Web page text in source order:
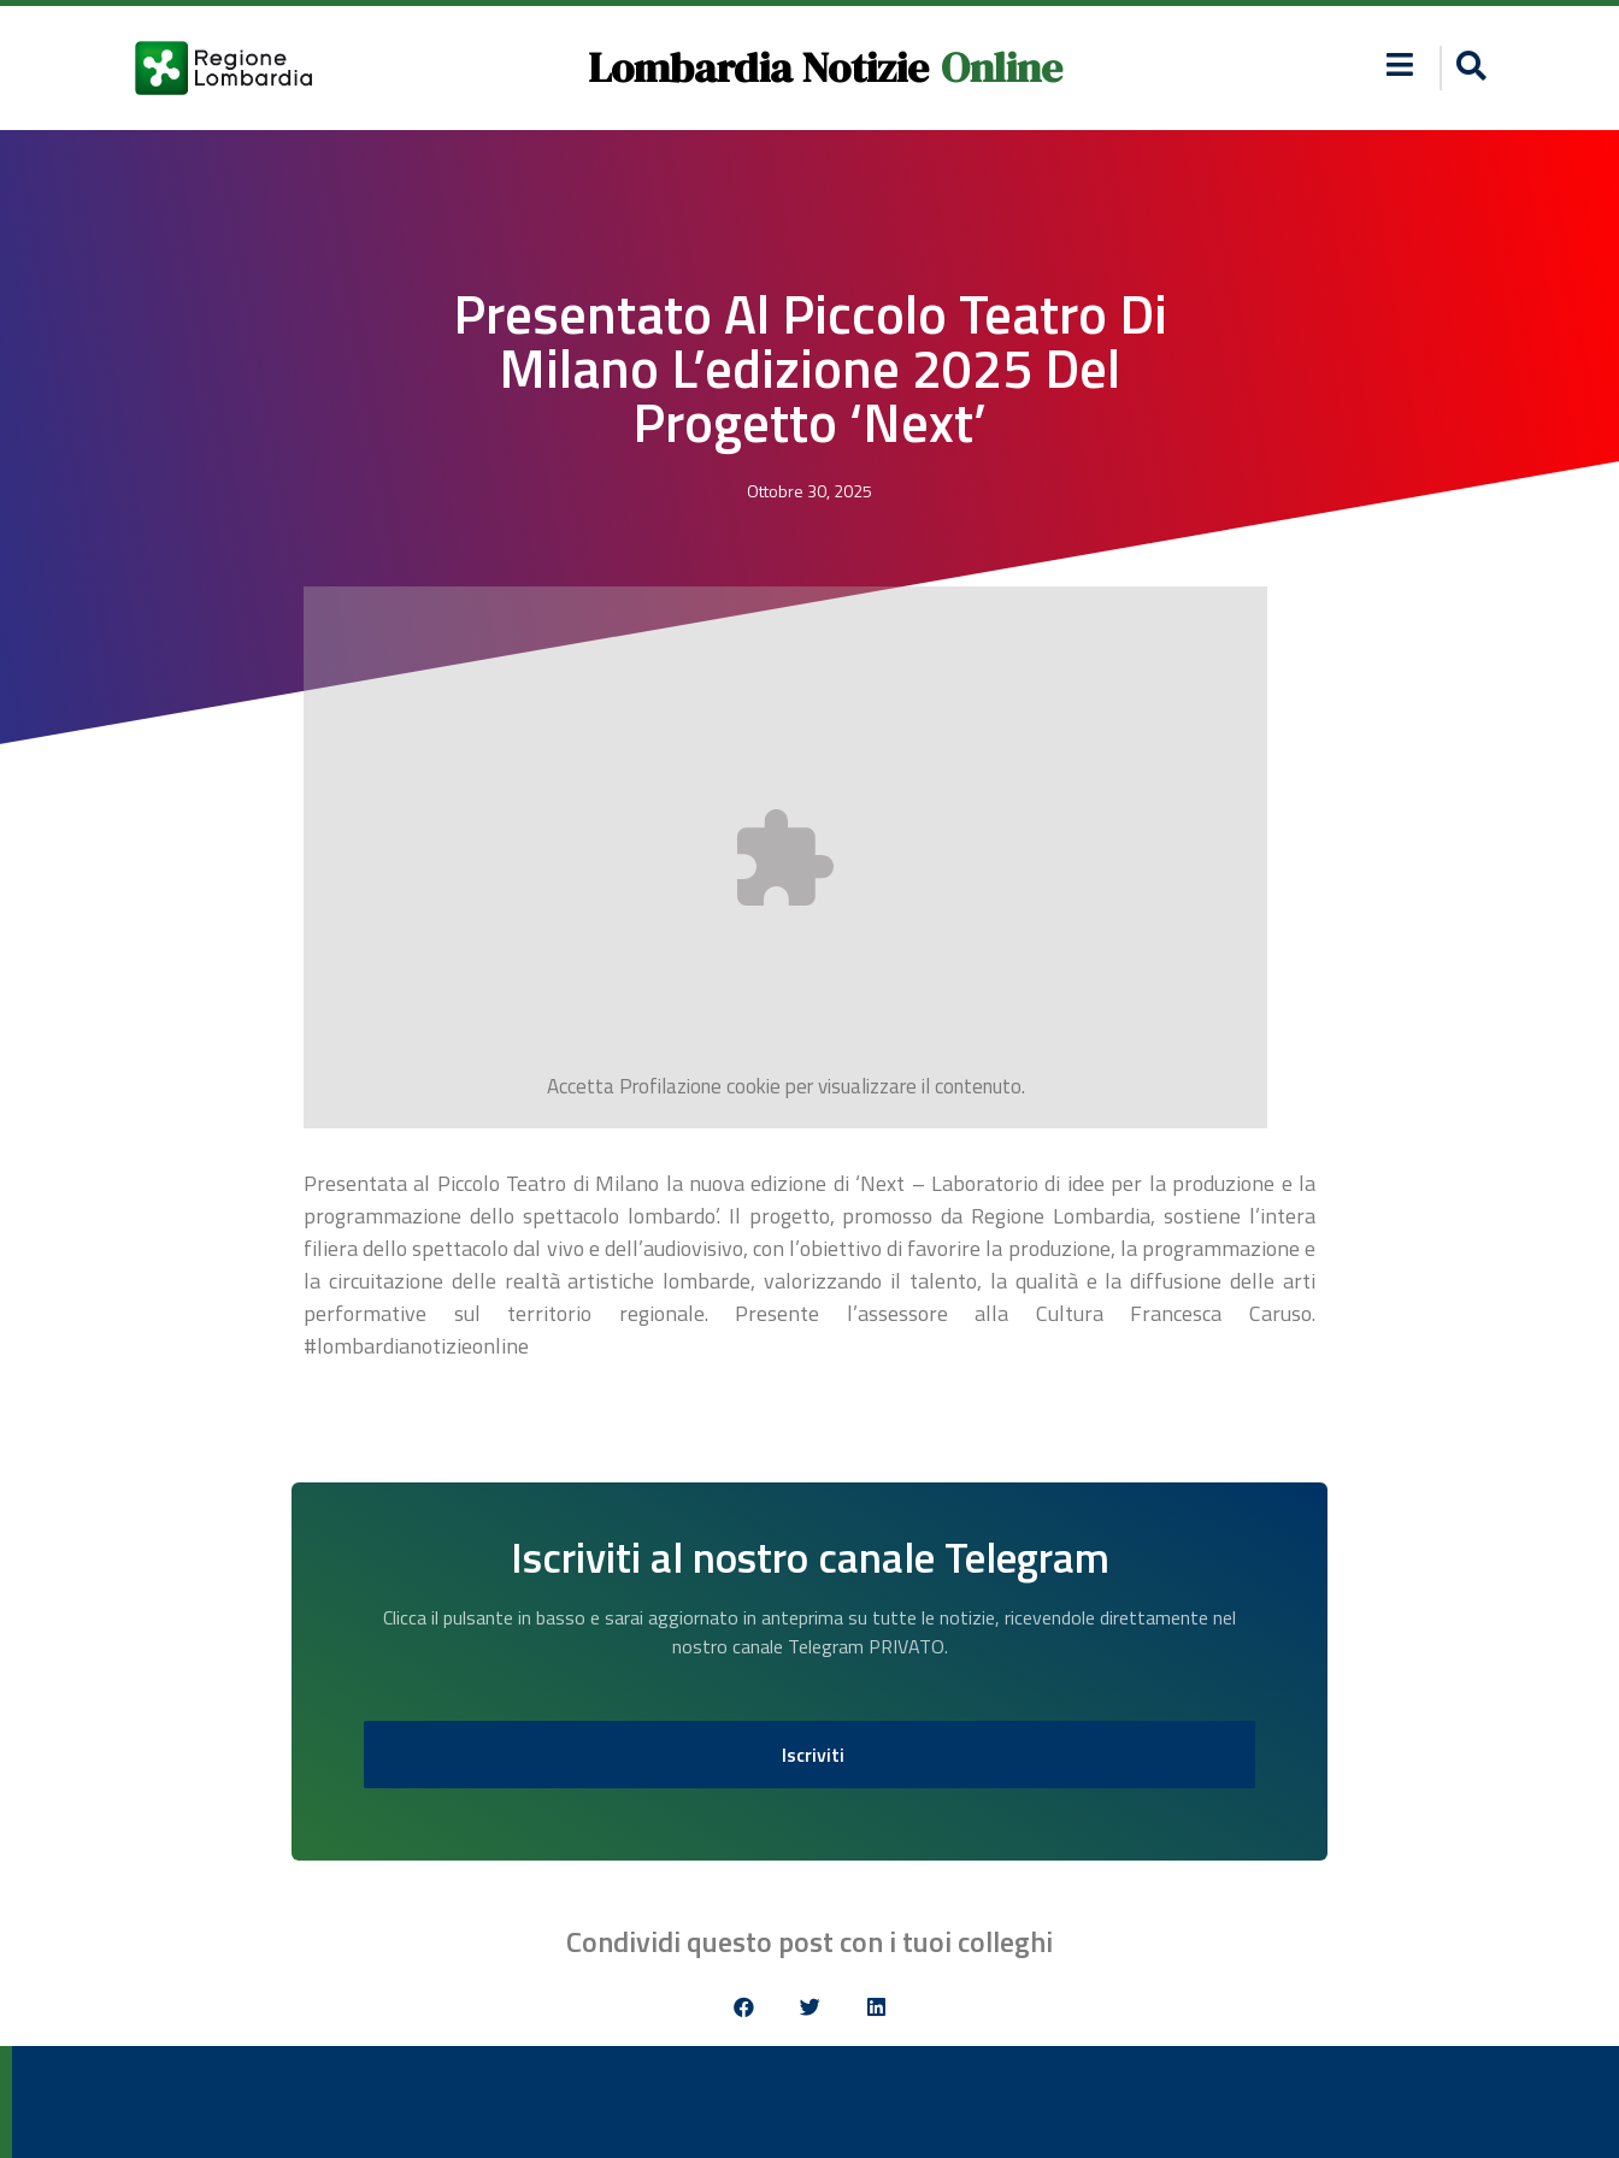
Lombardia Notizie Online
Presentato Al Piccolo Teatro Di
Milano L’edizione 2025 Del
Progetto ‘Next’
Ottobre 30, 2025
AccettaProfilazionecookie per visualizzare il contenuto.
Presentata al Piccolo Teatro di Milano la nuova edizione di ‘Next – Laboratorio di idee per la produzione e la
programmazione dello spettacolo lombardo’. Il progetto, promosso da Regione Lombardia, sostiene l’intera
filiera dello spettacolo dal vivo e dell’audiovisivo, con l’obiettivo di favorire la produzione, la programmazione e
la circuitazione delle realtà artistiche lombarde, valorizzando il talento, la qualità e la diffusione delle arti
performative sul territorio regionale. Presente l’assessore alla Cultura Francesca Caruso.
#lombardianotizieonline
Iscriviti al nostro canale Telegram
Clicca il pulsante in basso e sarai aggiornato in anteprima su tutte le notizie, ricevendole direttamente nel
nostro canale Telegram PRIVATO.
Iscriviti
Condividi questo post con i tuoi colleghi